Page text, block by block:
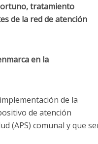
tratamiento
de la red de atención
en la
de la
de atención
(APS) comunal y que